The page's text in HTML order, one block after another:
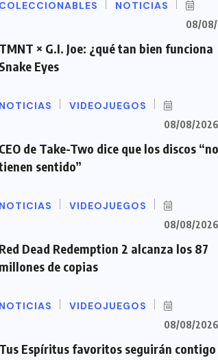
COLECCIONABLES NOTICIAS
08/
TMNT × G.I. Joe: ¿qué tan bien funciona
Snake Eyes
NOTICIAS VIDEOJUEGOS
08/08/2026
CEO de Take-Two dice que los discos “no
sentido”
NOTICIAS VIDEOJUEGOS
08/08/2026
Red Dead Redemption 2 alcanza los 87
millones de copias
NOTICIAS VIDEOJUEGOS
08/08/2026
Tus Espíritus favoritos seguirán contigo